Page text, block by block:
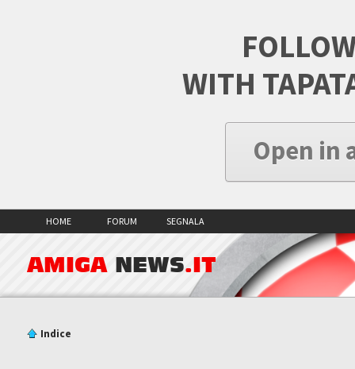
WITH
Open in
HOME FORUM SEGNALA
AMIGA NEWS.IT
Indice